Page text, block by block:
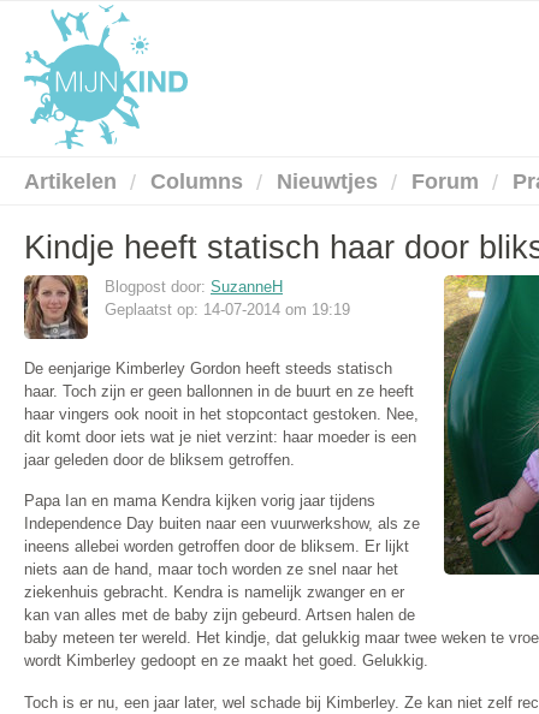
Artikelen Columns Nieuwtjes Forum
Kindje heeft statisch haar door
Blogpost door: SuzanneH
Geplaatst op: 14-07-2014 om 19:19
De eenjarige Kimberley Gordon heeft steeds statisch
haar. Toch zijn er geen ballonnen in de buurt en ze heeft
haar vingers ook nooit in het stopcontact gestoken. Nee,
dit komt door iets wat je niet verzint: haar moeder is een
jaar geleden door de bliksem getroffen.
Papa Ian en mama Kendra kijken vorig jaar tijdens
Independence Day buiten naar een vuurwerkshow, als ze
ineens allebei worden getroffen door de bliksem. Er lijkt
niets aan de hand, maar toch worden ze snel naar het
ziekenhuis gebracht. Kendra is namelijk zwanger en er
kan van alles met de baby zijn gebeurd. Artsen halen de
baby meteen ter wereld. Het kindje, dat gelukkig maar twee weken te
wordt Kimberley gedoopt en ze maakt het goed. Gelukkig.
Toch is er nu, een jaar later, wel schade bij Kimberley. Ze kan niet zelf